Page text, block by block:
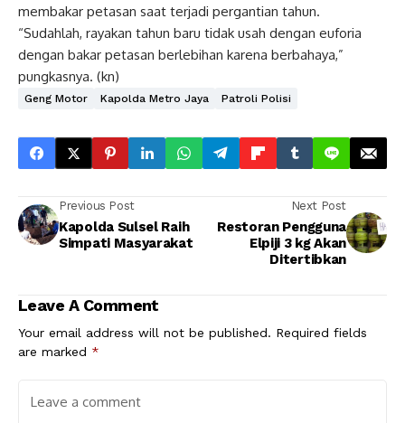
membakar petasan saat terjadi pergantian tahun.
“Sudahlah, rayakan tahun baru tidak usah dengan euforia
dengan bakar petasan berlebihan karena berbahaya,”
pungkasnya. (kn)
Geng Motor Kapolda Metro Jaya Patroli Polisi
Previous Post
Kapolda Sulsel Raih
Simpati Masyarakat
Next Post
Restoran Pengguna
Elpiji 3 kg Akan
Ditertibkan
Leave A Comment
Your email address will not be published. Required fields
are marked *